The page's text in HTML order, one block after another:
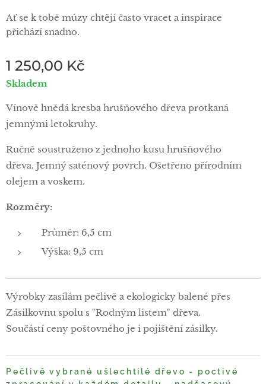
Ať se k tobě múzy chtějí často vracet a inspirace
přichází snadno.
1 250,00 Kč
Skladem
Vínově hnědá kresba hrušňového dřeva protkaná
jemnými letokruhy.
Ručně soustruženo z jednoho kusu hrušňového
dřeva. Jemný saténový povrch. Ošetřeno přírodním
olejem a voskem.
Rozměry:
Průměr: 6,5 cm
Výška: 9,5 cm
Výrobky zasílám pečlivě a ekologicky balené přes
Zásilkovnu spolu s "Rodným listem" dřeva.
Součástí ceny poštovného je i pojištění zásilky.
Pečlivě vybrané ušlechtilé dřevo - poctivé